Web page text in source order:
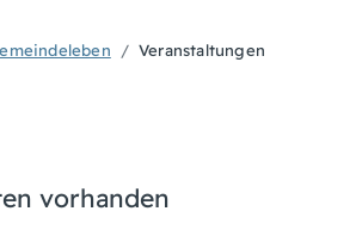
Veranstaltungen
vorhanden